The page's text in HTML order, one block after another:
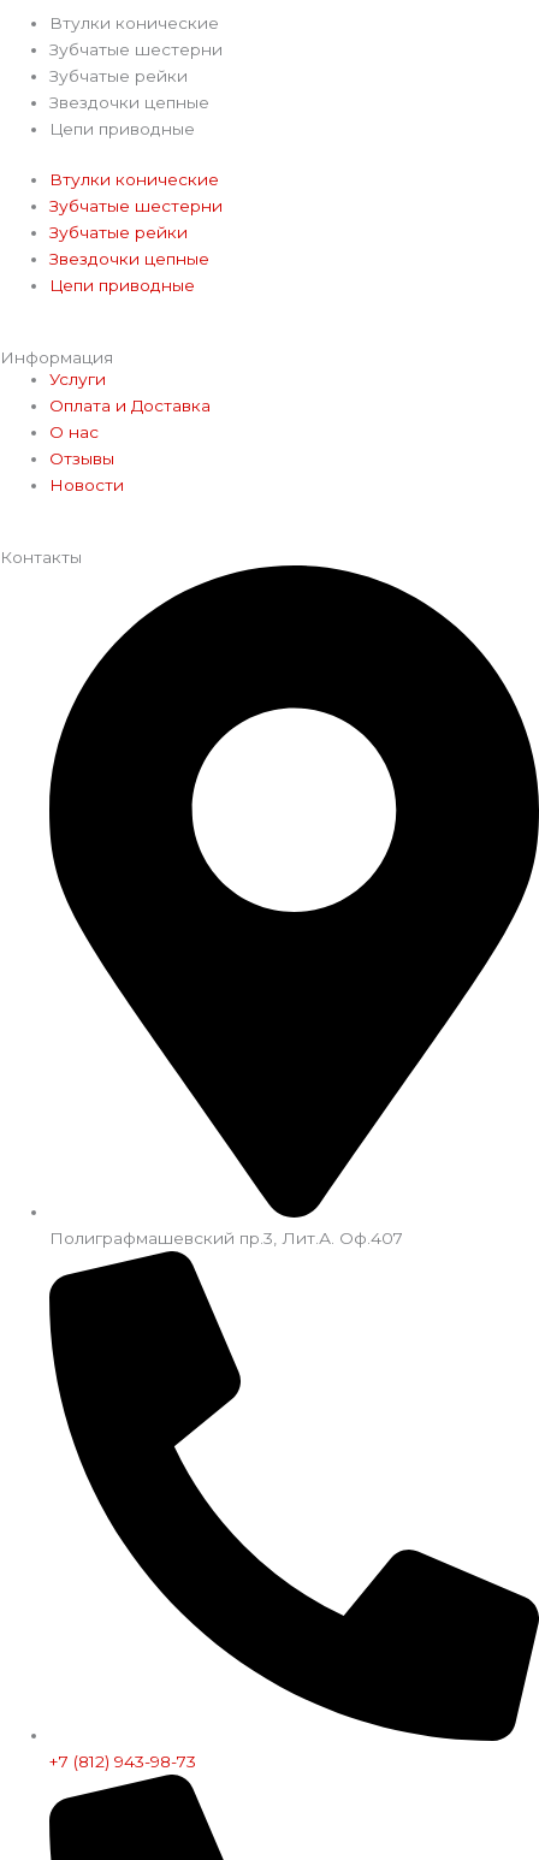
Втулки конические
Зубчатые шестерни
Зубчатые рейки
Звездочки цепные
Цепи приводные
Втулки конические
Зубчатые шестерни
Зубчатые рейки
Звездочки цепные
Цепи приводные
Информация
Услуги
Оплата и Доставка
О нас
Отзывы
Новости
Контакты
Полиграфмашевский пр.3, Лит.А. Оф.407
+7 (812) 943-98-73